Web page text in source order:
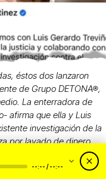
éstos dos lanzaron
de Grupo DETONA®,
La enterradora de
afirma que ella y Luis
investigación de la
por lavado de dinero.
Daniel Hinojosa y
DIFAMACIÓN.
--:-- / --:--